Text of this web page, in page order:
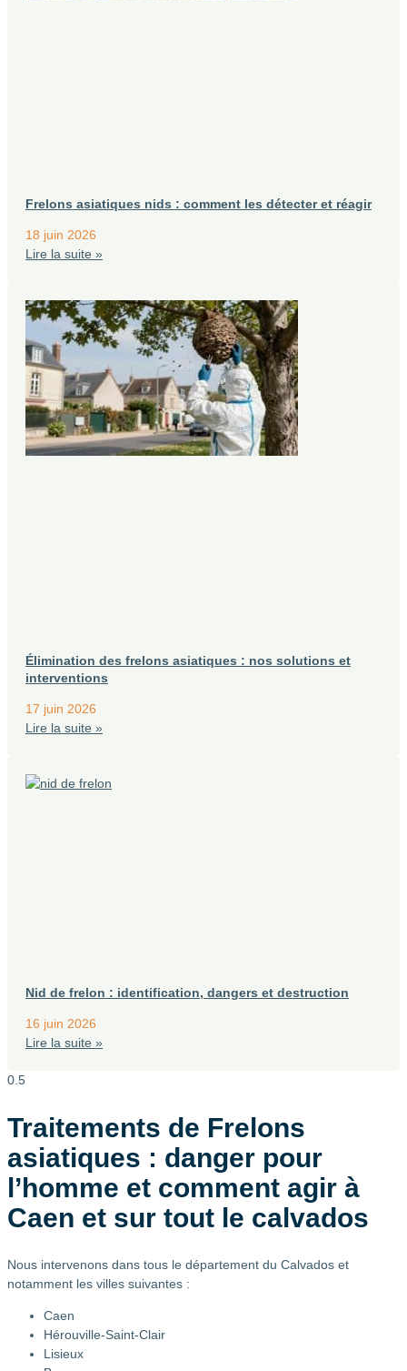
Frelons asiatiques nids : comment les détecter et réagir
18 juin 2026
Lire la suite »
Élimination des frelons asiatiques : nos solutions et
interventions
17 juin 2026
Lire la suite »
Nid de frelon : identification, dangers et destruction
16 juin 2026
Lire la suite »
Traitements de Frelons
asiatiques : danger pour
l’homme et comment agir à
Caen et sur tout le calvados
Nous intervenons dans tous le département du Calvados et
notamment les villes suivantes :
Caen
Hérouville-Saint-Clair
Lisieux